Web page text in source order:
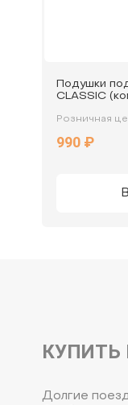
Подушки
CLASSIC
Розничная
990 ₽
КУПИТЬ
Долгие